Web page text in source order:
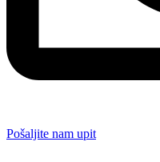
Pošaljite nam upit